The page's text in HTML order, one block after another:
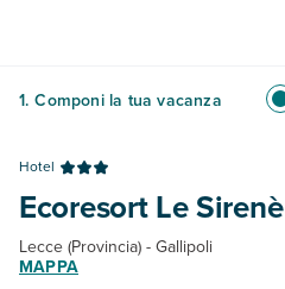
1. Componi la tua vacanza
Hotel
Ecoresort Le Sirenè
Lecce (Provincia) - Gallipoli
MAPPA